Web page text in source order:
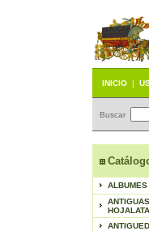
INICIO |
Buscar
ALBUMES
HOJALATA